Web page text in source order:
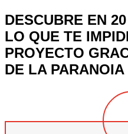
DESCUBRE EN
LO QUE TE
PROYECTO
DE LA PARANOIA